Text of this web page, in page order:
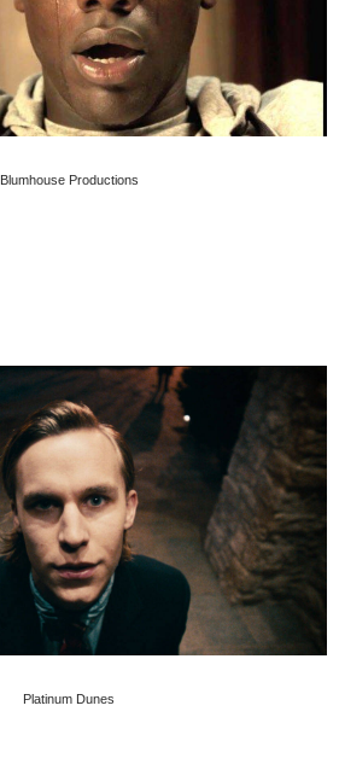
Blumhouse Productions
Platinum Dunes